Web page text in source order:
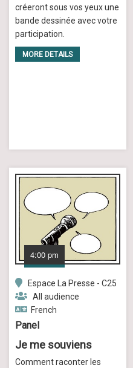
créeront sous vos yeux une
bande dessinée avec votre
participation.
MORE DETAILS
4:00 pm
Espace La Presse - C25
All audience
French
Panel
Je me souviens
Comment raconter les